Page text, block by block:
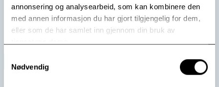
annonsering og analysearbeid, som kan kombinere den
med annen informasjon du har gjort tilgjengelig for dem,
eller som de har samlet inn gjennom din bruk av
Nødvendig
Les mer